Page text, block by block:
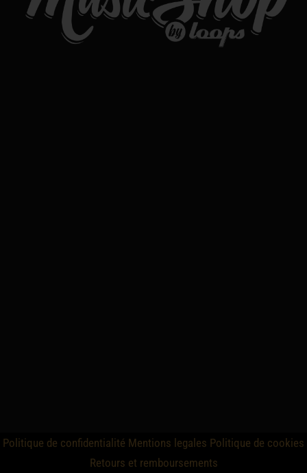
Politique de confidentialité Mentions legales Politique de cookies
Retours et remboursements